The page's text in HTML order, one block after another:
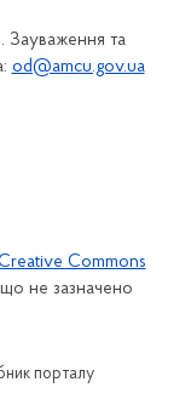
Зауваження та
od@amcu.gov.ua
Commons
не зазначено
порталу